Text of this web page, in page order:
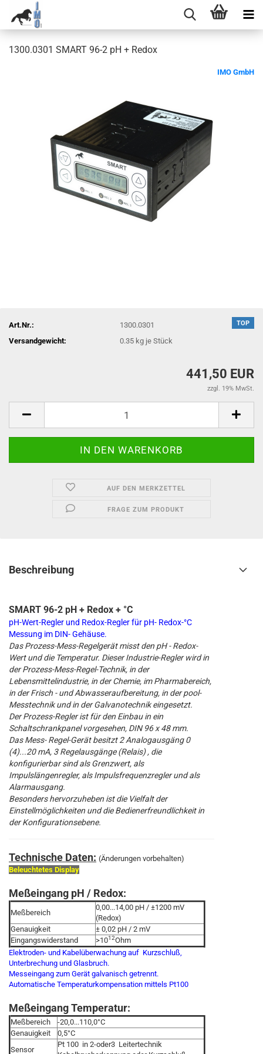
1300.0301 SMART 96-2 pH + Redox
IMO GmbH
TOP
Art.Nr.:
1300.0301
Versandgewicht:
0.35 kg je Stück
441,50 EUR
zzgl. 19% MwSt.
AUF DEN MERKZETTEL
FRAGE ZUM PRODUKT
Beschreibung
SMART 96-2 pH + Redox + °C
pH-Wert-Regler und Redox-Regler für pH- Redox-°C
Messung im DIN- Gehäuse.
Das Prozess-Mess-Regelgerät misst den pH - Redox-
Wert und die Temperatur. Dieser Industrie-Regler wird in
der Prozess-Mess-Regel-Technik, in der
Lebensmittelindustrie, in der Chemie, im Pharmabereich,
in der Frisch - und Abwasseraufbereitung, in der pool-
Messtechnik und in der Galvanotechnik eingesetzt.
Der Prozess-Regler ist für den Einbau in ein
Schaltschrankpanel vorgesehen, DIN 96 x 48 mm.
Das Mess- Regel-Gerät besitzt 2 Analogausgäng 0
(4)...20 mA, 3 Regelausgänge (Relais) , die
konfigurierbar sind als Grenzwert, als
Impulslängenregler, als Impulsfrequenzregler und als
Alarmausgang.
Besonders hervorzuheben ist die Vielfalt der
Einstellmöglichkeiten und die Bedienerfreundlichkeit in
der Konfigurationsebene.
Technische Daten: (Änderungen vorbehalten)
Beleuchtetes Display
Meßeingang pH / Redox:
Meßbereich
0,00...14,00 pH / ±1200 mV
(Redox)
Genauigkeit
± 0,02 pH / 2 mV
Eingangswiderstand
>1012Ohm
Elektroden- und Kabelüberwachung auf Kurzschluß,
Unterbrechung und Glasbruch.
Messeingang zum Gerät galvanisch getrennt.
Automatische Temperaturkompensation mittels Pt100
Meßeingang Temperatur:
Meßbereich
-20,0...110,0°C
Genauigkeit
0,5°C
Sensor
Pt 100 in 2-oder3 Leitertechnik